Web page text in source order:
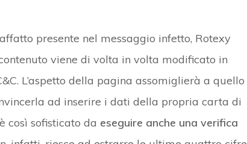
presente nel messaggio infetto, Rotexy
viene di volta in volta modificato in
L’aspetto della pagina assomiglierà a quello
ad inserire i dati della propria carta di
così sofisticato da eseguire anche una verifica